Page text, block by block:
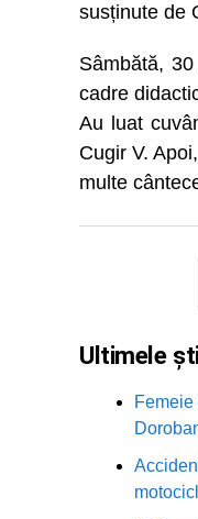
susținute de
Sâmbătă,
cadre
Au luat
Cugir V.
multe
Ultimele